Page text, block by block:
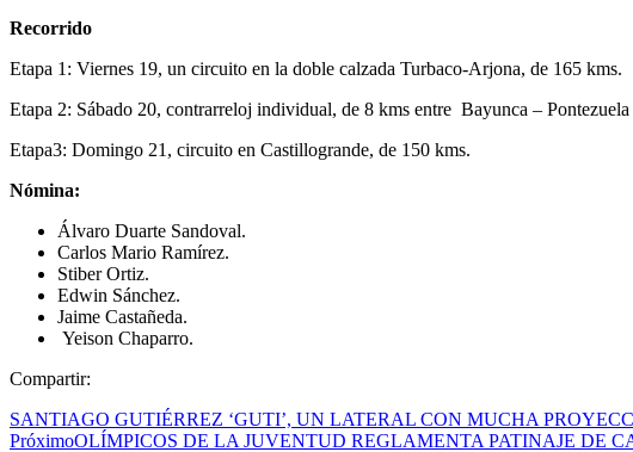
Recorrido
Etapa 1: Viernes 19, un circuito en la doble calzada Turbaco-Arjona, de 165 kms.
Etapa 2: Sábado 20, contrarreloj individual, de 8 kms entre Bayunca –
Etapa3: Domingo 21, circuito en Castillogrande, de 150 kms.
Nómina:
Álvaro Duarte Sandoval.
Carlos Mario Ramírez.
Stiber Ortiz.
Edwin Sánchez.
Jaime Castañeda.
Yeison Chaparro.
Compartir:
SANTIAGO GUTIÉRREZ ‘GUTI’, UN LATERAL CON MUCHA
PróximoOLÍMPICOS DE LA JUVENTUD REGLAMENTA PATINAJE DE